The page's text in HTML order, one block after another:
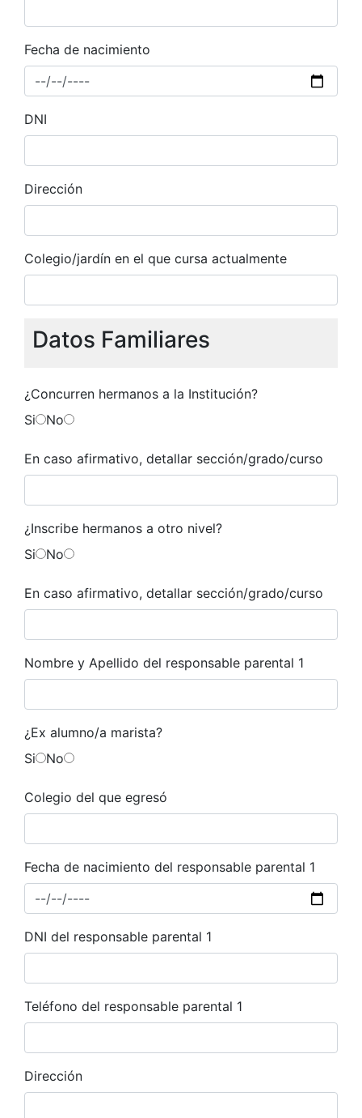
Fecha de nacimiento
DNI
Dirección
Colegio/jardín en el que cursa actualmente
Datos Familiares
¿Concurren hermanos a la Institución?
Si
No
En caso afirmativo, detallar sección/grado/curso
¿Inscribe hermanos a otro nivel?
Si
No
En caso afirmativo, detallar sección/grado/curso
Nombre y Apellido del responsable parental 1
¿Ex alumno/a marista?
Si
No
Colegio del que egresó
Fecha de nacimiento del responsable parental 1
DNI del responsable parental 1
Teléfono del responsable parental 1
Dirección